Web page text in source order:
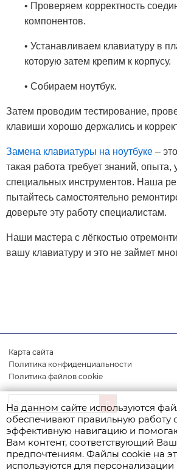
• Проверяем корректность
компонентов.
• Устанавливаем клавиатуру в
которую затем крепим к корпусу.
• Собираем ноутбук.
Затем проводим тестирование,
клавиши хорошо держались и
Замена клавиатуры на ноутбуке –
такая работа требует знаний,
специальных инструментов. Наша
пытайтесь самостоятельно
доверьте эту работу специалистам.
Наши мастера с лёгкостью
вашу клавиатуру и это не займет
Карта сайта
Политика конфиденциальности
Политика файлов cookie
© Все права защищены -
На данном сайте используются
обеспечивают правильную работу
эффективную навигацию и
Вам контент, соответствующий
предпочтениям. Файлы cookie на
используются для персонализации